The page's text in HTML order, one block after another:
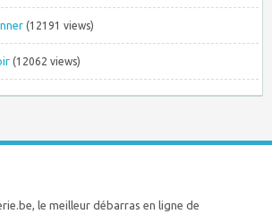
(12191 views)
(12062 views)
le meilleur débarras en ligne de